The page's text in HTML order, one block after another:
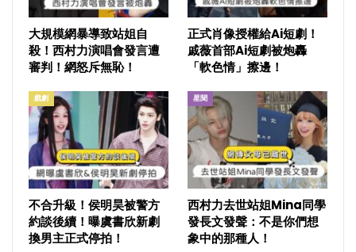
大規模網暴導致站姐自
殺！西村力演唱會發言遭
審判！網怒斥無恥！
正式肖像授權給Ai短劇！
戚薇首部Ai短劇被炮轟
「軟色情」擦邊！
戲劇
不合升級！侯明昊被警方
約談後續！曝虞書欣新劇
換男主正式停拍！
星聞
西村力去世站姐Mina同學
發長文發聲：不是你們想
象中的那種人！